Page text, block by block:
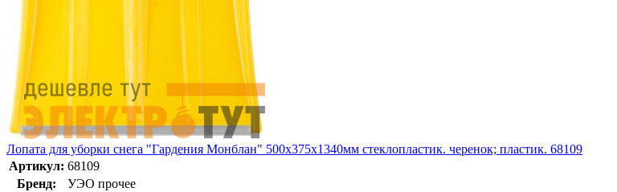
Лопата для уборки снега "Гардения Монблан" 500х375х1340мм стеклопластик. черенок; пластик. 68109
Артикул: 68109
Бренд:
УЭО прочее